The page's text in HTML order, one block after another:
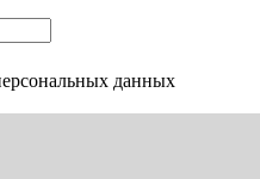
данных